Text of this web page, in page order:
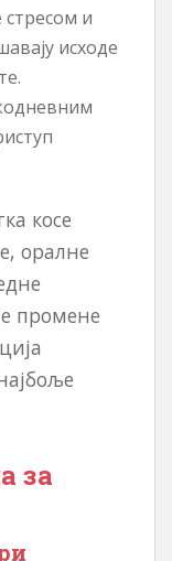
и
исходе
косе
оралне
промене
за